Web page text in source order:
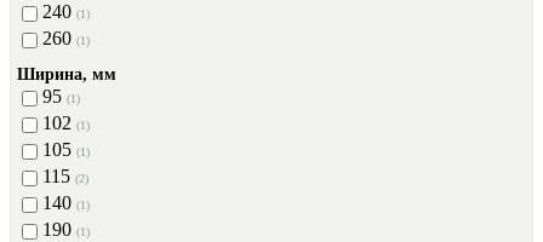
240 (1)
260 (1)
Ширина, мм
95 (1)
102 (1)
105 (1)
115 (2)
140 (1)
190 (1)